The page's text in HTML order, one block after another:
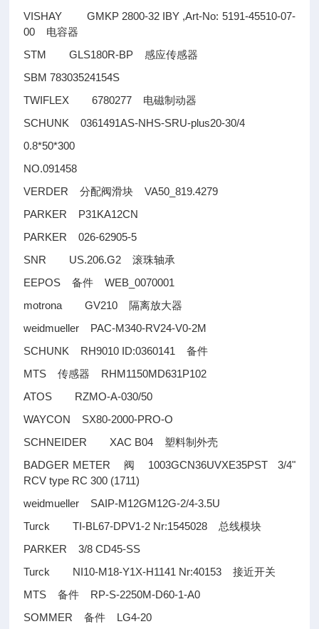
VISHAY GMKP 2800-32 IBY ,Art-No: 5191-45510-07-
00 电容器
STM GLS180R-BP感应传感器
SBM 78303524154S
TWIFLEX 6780277 电磁制动器
SCHUNK 0361491AS-NHS-SRU-plus20-30/4
0.8*50*300
NO.091458
VERDER分配阀滑块 VA50_819.4279
PARKER P31KA12CN
PARKER 026-62905-5
SNR US.206.G2滚珠轴承
EEPOS备件 WEB_0070001
motrona GV210
隔离放大器
weidmueller PAC-M340-RV24-V0-2M
SCHUNK RH9010 ID:0360141备件
MTS传感器
RHM1150MD631P102
ATOS RZMO-A-030/50
WAYCON SX80-2000-PRO-O
SCHNEIDER XAC B04 塑料制外壳
BADGER METER 阀
1003GCN36UVXE35PST 3/4"
RCV type RC 300 (1711)
weidmueller SAIP-M12GM12G-2/4-3.5U
Turck TI-BL67-DPV1-2 Nr:1545028 总线模块
PARKER 3/8 CD45-SS
Turck NI10-M18-Y1X-H1141 Nr:40153接近开关
MTS备件 RP-S-2250M-D60-1-A0
SOMMER备件 LG4-20